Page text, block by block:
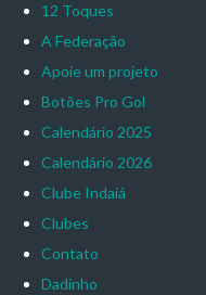
12 Toques
A Federação
Apoie um projeto
Botões Pro Gol
Calendário 2025
Calendário 2026
Clube Indaiá
Clubes
Contato
Dadinho